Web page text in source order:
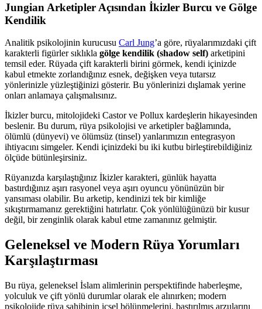
Jungian Arketipler Açısından İkizler Burcu ve Gölge
Kendilik
Analitik psikolojinin kurucusu Carl Jung’a göre, rüyalarımızdaki çift
karakterli figürler sıklıkla gölge kendilik (shadow self) arketipini
temsil eder. Rüyada çift karakterli birini görmek, kendi içinizde
kabul etmekte zorlandığınız esnek, değişken veya tutarsız
yönlerinizle yüzleştiğinizi gösterir. Bu yönlerinizi dışlamak yerine
onları anlamaya çalışmalısınız.
İkizler burcu, mitolojideki Castor ve Pollux kardeşlerin hikayesinden
beslenir. Bu durum, rüya psikolojisi ve arketipler bağlamında,
ölümlü (dünyevi) ve ölümsüz (tinsel) yanlarımızın entegrasyon
ihtiyacını simgeler. Kendi içinizdeki bu iki kutbu birleştirebildiğiniz
ölçüde bütünleşirsiniz.
Rüyanızda karşılaştığınız İkizler karakteri, günlük hayatta
bastırdığınız aşırı rasyonel veya aşırı oyuncu yönünüzün bir
yansıması olabilir. Bu arketip, kendinizi tek bir kimliğe
sıkıştırmamanız gerektiğini hatırlatır. Çok yönlülüğünüzü bir kusur
değil, bir zenginlik olarak kabul etme zamanınız gelmiştir.
Geleneksel ve Modern Rüya Yorumları
Karşılaştırması
Bu rüya, geleneksel İslam alimlerinin perspektifinde haberleşme,
yolculuk ve çift yönlü durumlar olarak ele alınırken; modern
psikolojide rüya sahibinin içsel bölünmelerini, bastırılmış arzularını